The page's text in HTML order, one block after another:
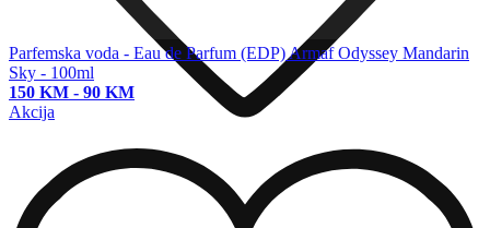
Parfemska voda - Eau de Parfum (EDP)Armaf Odyssey Mandarin
Sky - 100ml
150 KM - 90 KM
Akcija